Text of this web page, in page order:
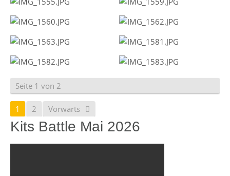
Seite 1 von 2
1 2 Vorwärts
Kits Battle Mai 2026